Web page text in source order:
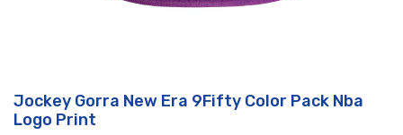
Jockey Gorra New Era 9Fifty Color Pack Nba
Logo Print